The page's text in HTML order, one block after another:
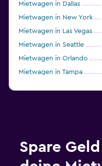
Mietwagen in Dallas
Mietwagen in New York
Mietwagen in Las Vegas
Mietwagen in Seattle
Mietwagen in Orlando
Mietwagen in Tampa
Spare